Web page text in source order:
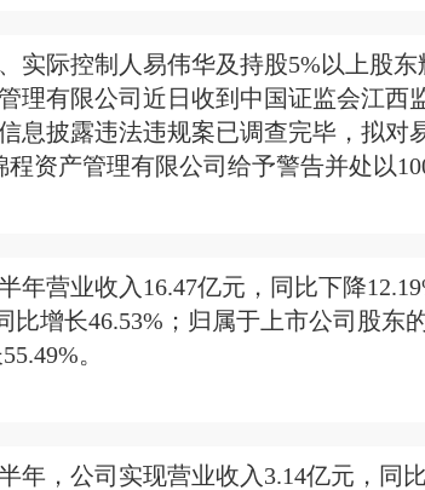
实际控制人易伟华及持股5%以上股
理有限公司近日收到中国证监会江西
息披露违法违规案已调查完毕，拟对
资产管理有限公司给予警告并处以
年营业收入16.47亿元，同比下降
比增长46.53%；归属于上市公司股东
。
年，公司实现营业收入3.14亿元，同